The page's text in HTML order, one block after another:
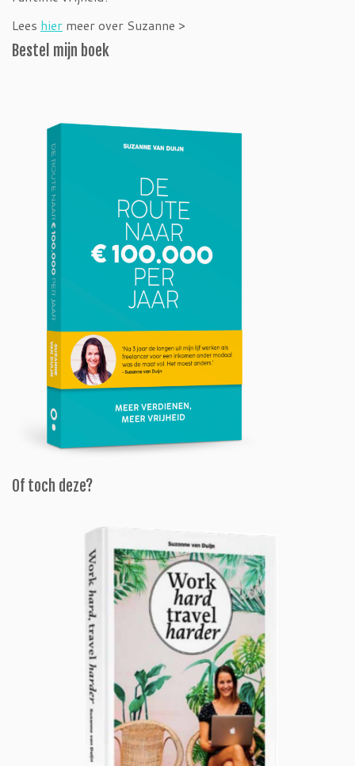
Lees hier meer over Suzanne >
Bestel mijn boek
Of toch deze?